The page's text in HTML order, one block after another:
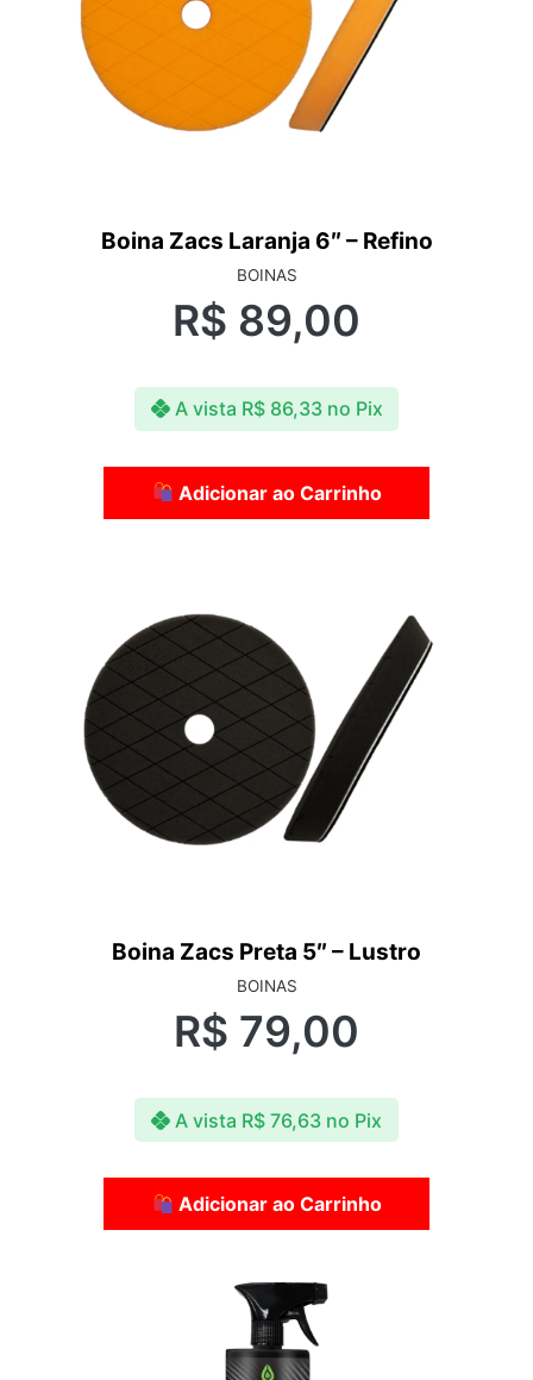
Boina Zacs Laranja 6″ – Refino
BOINAS
R$ 89,00
A vista R$86,33 no Pix
Adicionar ao Carrinho
Boina Zacs Preta 5″ – Lustro
BOINAS
R$ 79,00
A vista R$ 76,63 no Pix
Adicionar ao Carrinho